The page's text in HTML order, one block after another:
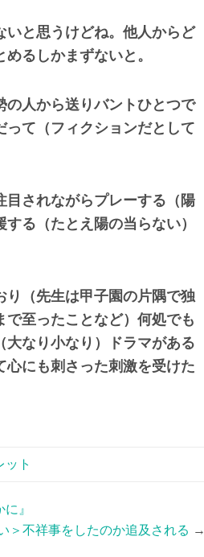
いと思うけどね。他人からど
るしかまずないと。
の人から送りバントひとつで
って（フィクションだとして
目されながらプレーする（陽
る（たとえ陽の当らない）
り（先生は甲子園の片隅で独
で至ったことなど）何処でも
なり小なり）ドラマがある
にも刺さった刺激を受けた
ット
』
＞不祥事をしたのか追及される →